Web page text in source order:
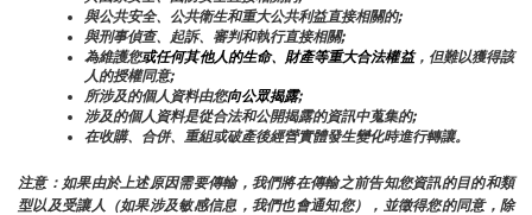
與公共安全、公共衛生和重大公共利益直接相關的;
與刑事偵查、起訴、審判和執行直接相關;
為維護您或任何其他人的生命、財產等重大合法權益，但難以獲得該
人的授權同意;
所涉及的個人資料由您向公眾揭露;
涉及的個人資料是從合法和公開揭露的資訊中蒐集的;
在收購、合併、重組或破產後經營實體發生變化時進行轉讓。
注意：如果由於上述原因需要傳輸，我們將在傳輸之前告知您資訊的目的和類
型以及受讓人（如果涉及敏感信息，我們也會通知您），並徵得您的同意，除